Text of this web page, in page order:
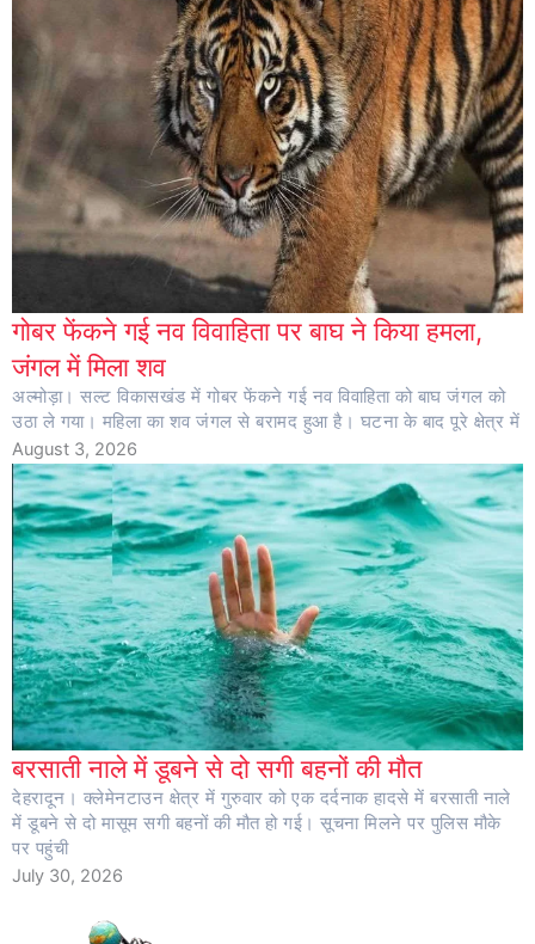
गोबर फेंकने गई नव विवाहिता पर बाघ ने किया हमला,
जंगल में मिला शव
अल्मोड़ा। सल्ट विकासखंड में गोबर फेंकने गई नव विवाहिता को बाघ जंगल को
उठा ले गया। महिला का शव जंगल से बरामद हुआ है। घटना के बाद पूरे क्षेत्र में
August 3, 2026
बरसाती नाले में डूबने से दो सगी बहनों की मौत
देहरादून। क्लेमेनटाउन क्षेत्र में गुरुवार को एक दर्दनाक हादसे में बरसाती नाले
में डूबने से दो मासूम सगी बहनों की मौत हो गई। सूचना मिलने पर पुलिस मौके
पर पहुंची
July 30, 2026